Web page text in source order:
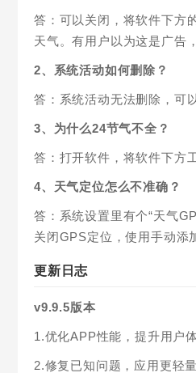
答：可以关闭，将软件下方
天气。有用户以为这是广告
2、系统活动如何删除？
答：系统活动无法删除，可
3、为什么24节气不全？
答：打开软件，将软件下方
4、天气定位怎么不准确？
答：系统设置里有个“天气
关闭GPS定位，使用手动添
更新日志
v9.9.5版本
1.优化APP性能，提升用户
2.修复已知问题，应用更轻量